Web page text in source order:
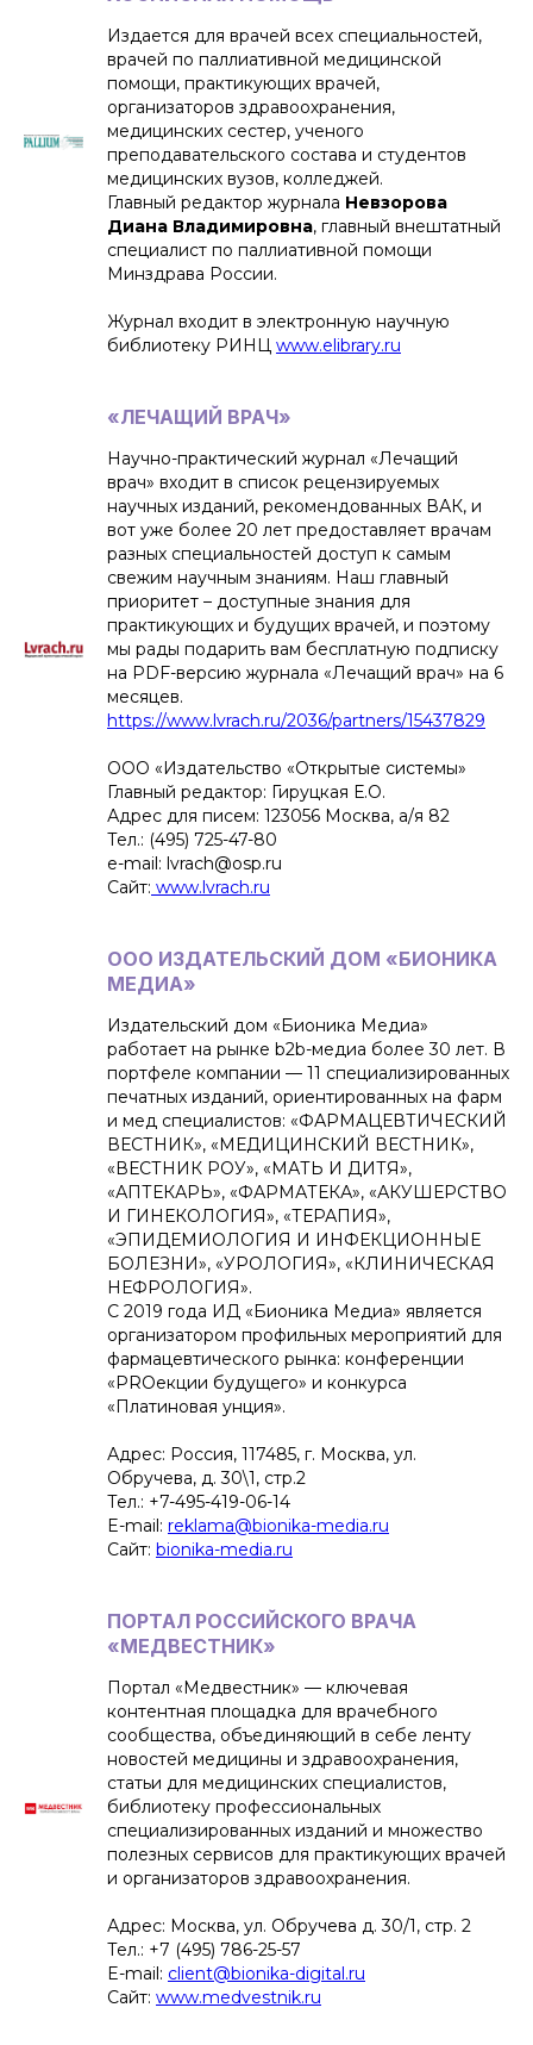
Издается для врачей всех специальностей,
врачей по паллиативной медицинской
помощи, практикующих врачей,
организаторов здравоохранения,
медицинских сестер, ученого
преподавательского состава и студентов
медицинских вузов, колледжей.
Главный редактор журнала Невзорова
Диана Владимировна, главный внештатный
специалист по паллиативной помощи
Минздрава России.
Журнал входит в электронную научную
библиотеку РИНЦ www.elibrary.ru
«ЛЕЧАЩИЙ ВРАЧ»
Научно-практический журнал «Лечащий
врач» входит в список рецензируемых
научных изданий, рекомендованных ВАК, и
вот уже более 20 лет предоставляет врачам
разных специальностей доступ к самым
свежим научным знаниям. Наш главный
приоритет – доступные знания для
практикующих и будущих врачей, и поэтому
мы рады подарить вам бесплатную подписку
на PDF-версию журнала «Лечащий врач» на 6
месяцев.
https://www.lvrach.ru/2036/partners/15437829
ООО «Издательство «Открытые системы»
Главный редактор: Гируцкая Е.О.
Адрес для писем: 123056 Москва, а/я 82
Тел.: (495) 725-47-80
e-mail: lvrach@osp.ru
Сайт: www.lvrach.ru
ООО ИЗДАТЕЛЬСКИЙ ДОМ «БИОНИКА
МЕДИА»
Издательский дом «Бионика Медиа»
работает на рынке b2b-медиа более 30 лет. В
портфеле компании — 11 специализированных
печатных изданий, ориентированных на фарм
и мед специалистов: «ФАРМАЦЕВТИЧЕСКИЙ
ВЕСТНИК», «МЕДИЦИНСКИЙ ВЕСТНИК»,
«ВЕСТНИК РОУ», «МАТЬ И ДИТЯ»,
«АПТЕКАРЬ», «ФАРМАТЕКА», «АКУШЕРСТВО
И ГИНЕКОЛОГИЯ», «ТЕРАПИЯ»,
«ЭПИДЕМИОЛОГИЯ И ИНФЕКЦИОННЫЕ
БОЛЕЗНИ», «УРОЛОГИЯ», «КЛИНИЧЕСКАЯ
НЕФРОЛОГИЯ».
С 2019 года ИД «Бионика Медиа» является
организатором профильных мероприятий для
фармацевтического рынка: конференции
«PROекции будущего» и конкурса
«Платиновая унция».
Адрес: Россия, 117485, г. Москва, ул.
Обручева, д. 30\1, стр.2
Тел.: +7-495-419-06-14
E-mail: reklama@bionika-media.ru
Сайт: bionika-media.ru
ПОРТАЛ РОССИЙСКОГО ВРАЧА
«МЕДВЕСТНИК»
Портал «Медвестник» — ключевая
контентная площадка для врачебного
сообщества, объединяющий в себе ленту
новостей медицины и здравоохранения,
статьи для медицинских специалистов,
библиотеку профессиональных
специализированных изданий и множество
полезных сервисов для практикующих врачей
и организаторов здравоохранения.
Адрес: Москва, ул. Обручева д. 30/1, стр. 2
Тел.: +7 (495) 786-25-57
E-mail: client@bionika-digital.ru
Сайт: www.medvestnik.ru